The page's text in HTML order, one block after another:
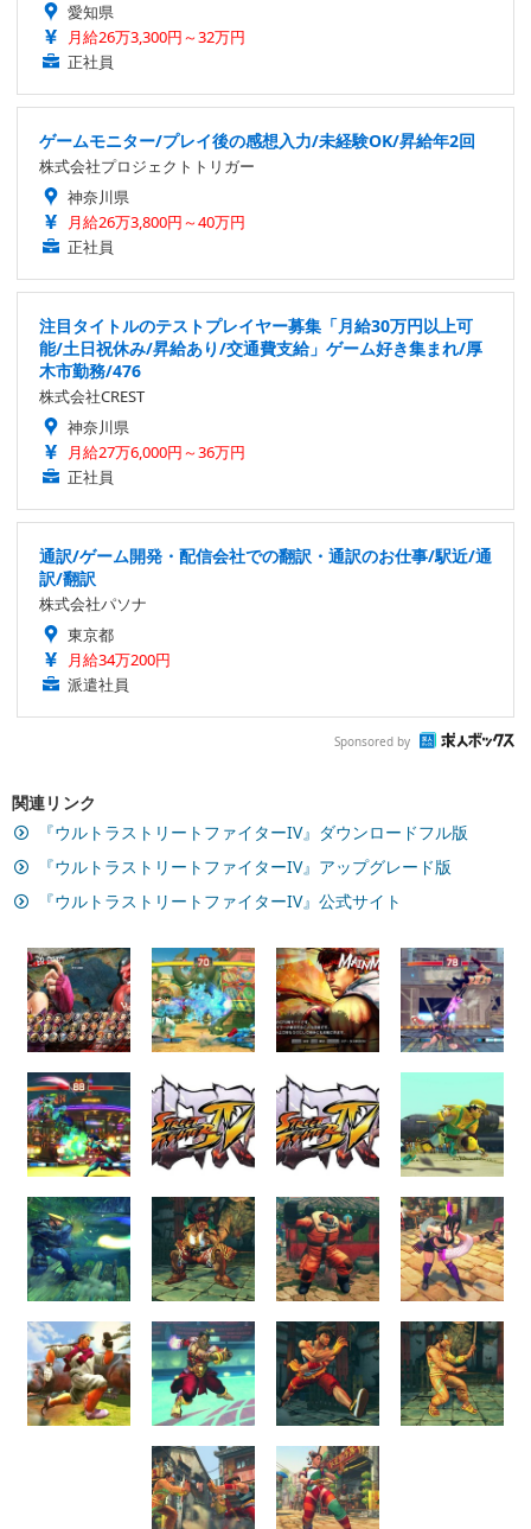
愛知県
月給26万3,300円～32万円
正社員
ゲームモニター/プレイ後の感想入力/未経験OK/昇給年2回
株式会社プロジェクトトリガー
神奈川県
月給26万3,800円～40万円
正社員
注目タイトルのテストプレイヤー募集「月給30万円以上可
能/土日祝休み/昇給あり/交通費支給」ゲーム好き集まれ/厚
木市勤務/476
株式会社CREST
神奈川県
月給27万6,000円～36万円
正社員
通訳/ゲーム開発・配信会社での翻訳・通訳のお仕事/駅近/通
訳/翻訳
株式会社パソナ
東京都
月給34万200円
派遣社員
Sponsored by
関連リンク
『ウルトラストリートファイターIV』ダウンロードフル版
『ウルトラストリートファイターIV』アップグレード版
『ウルトラストリートファイターIV』公式サイト